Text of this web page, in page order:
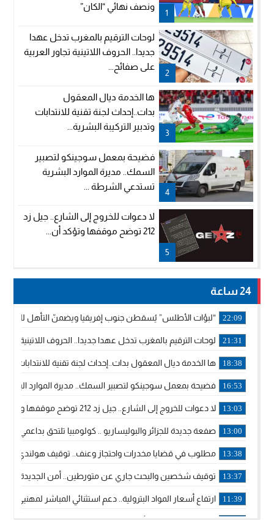
1
ونصف نهائي “الكان”
2
لوحات الترقيم بالمغرب تدخل عهدا
جديدا.. الحروف اللاتينية تجاور العربية
على صفائح...
3
ها الخدمة ديال المعقول
بدات..إحداث لجنة تقنية للانتدابات
وتدبير التركيبة البشرية...
4
فضيحة بمعمل سوجينكو لتصبير
السمك.. مديرة الموارد البشرية
تستدعي الشرطة ...
5
لا دعوات للخروج إلى الشارع.. جيل زد
212 توضح موقفها وتؤكد أن...
24 ساعة
22:09 “لبؤات الأطلس” يُسقطن جنوب إفريقيا ويضمنّ التأهل
21:31 لوحات الترقيم بالمغرب تدخل عهدا جديدا.. الحروف اللاتينية
18:38 ها الخدمة ديال المعقول بدات..إحداث لجنة تقنية للانتدابات
16:53 فضيحة بمعمل سوجينكو لتصبير السمك.. مديرة الموارد
13:03 لا دعوات للخروج إلى الشارع.. جيل زد 212 توضح موقفها وتؤكد أن المنشورات المنسوبة إليها لا تمثل موقفها الرسمي.
13:00 صفعة جديدة للجزائر والبوليساريو .. كولومبيا تلتحق بداعمي
13:38 مطلوب في قضايا مخدرات واحتجاز وعنف.. توقيف هولندي
13:37 توقيف شخصين والبحث جاري عن متورطين.. أمن الجديدة يفك
11:39 ارتفاع أسعار المواد البترولية.. دعم استثنائي المباشر لمهنيي